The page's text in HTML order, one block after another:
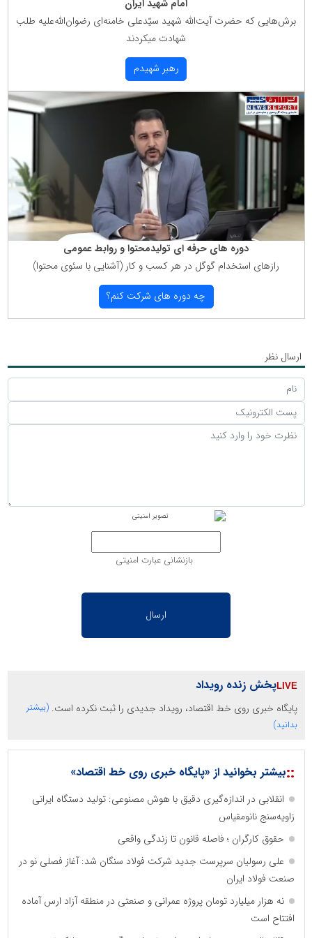
امام شهید ایران
برش‌هایی كه حضرت آیت‌الله شهید سیّدعلی خامنه‌ای رضوان‌الله‌علیه طلب
شهادت میكردند
رهبر شهیدم
دوره های حرفه ای تولیدمحتوا و روابط عمومی
رازهای استخدام گوگل در هر كسب و كار (آشنایی با سئوی محتوا)
چه دوره های شركت كنم؟
ارسال نظر
بازنشانی عبارت امنیتی
پخش زنده رویداد
پایگاه خبری روی خط اقتصاد، رویداد جدیدی را ثبت نکرده است. (بیشتر
بدانید)
::بیشتر بخوانید از «پایگاه خبری روی خط اقتصاد»
انقلابی در اندازه‌گیری دقیق با هوش مصنوعی: تولید دستگاه ایرانی
زاویه‌سنج نانومقیاس
حقوق کارگران ؛ فاصله قانون تا زندگی واقعی
علی رسولیان سرپرست جدید شرکت فولاد سنگان شد: آغاز فصلی نو در
صنعت فولاد ایران
نه هزار میلیارد تومان پروژه عمرانی و صنعتی در منطقه آزاد ارس آماده
افتتاح است